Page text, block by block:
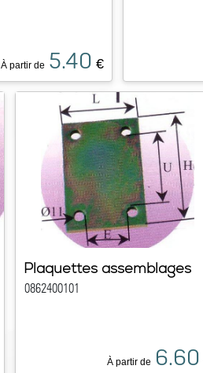
À partir de 5.40 €
Plaquettes assemblages
0862400101
À partir de 6.60